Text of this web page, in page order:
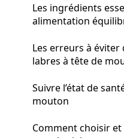
Les ingrédients
alimentation
Les erreurs à éviter
labres à tête de
Suivre l’état de
mouton
Comment choisir